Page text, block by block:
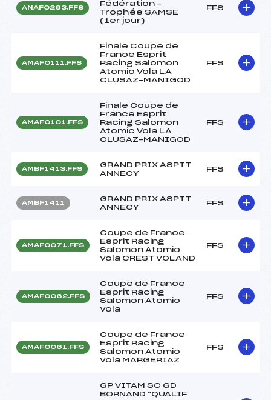
ANAF0263.FFS
Fédération –
Trophée SAMSE
(1er jour)
FFS
AMAF0111.FFS
Finale Coupe de
France Esprit
Racing Salomon
Atomic Vola LA
CLUSAZ-MANIGOD
FFS
AMAF0101.FFS
Finale Coupe de
France Esprit
Racing Salomon
Atomic Vola LA
CLUSAZ-MANIGOD
FFS
AMBF1413.FFS
GRAND PRIX ASPTT
ANNECY
FFS
AMBF1411
GRAND PRIX ASPTT
ANNECY
FFS
AMAF0071.FFS
Coupe de France
Esprit Racing
Salomon Atomic
Vola CREST VOLAND
FFS
AMAF0062.FFS
Coupe de France
Esprit Racing
Salomon Atomic
Vola
FFS
AMAF0061.FFS
Coupe de France
Esprit Racing
Salomon Atomic
Vola MARGERIAZ
FFS
GP VITAM SC GD
BORNAND "QUALIF